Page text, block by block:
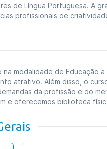
de Língua Portuguesa. A
profissionais de
modalidade de Educação
atrativo. Além disso, o
da profissão e do
e oferecemos biblioteca